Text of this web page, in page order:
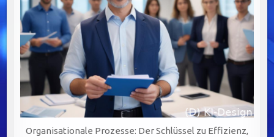
Organisationale Prozesse: Der Schlüssel zu Effizienz,